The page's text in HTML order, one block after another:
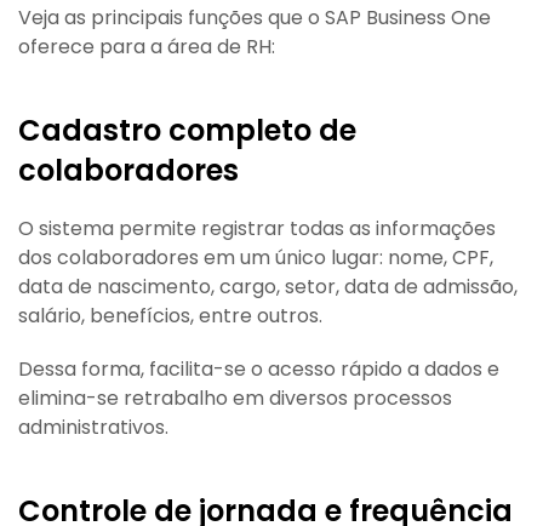
Veja as principais funções que o SAP Business One
oferece para a área de RH:
Cadastro completo de
colaboradores
O sistema permite registrar todas as informações
dos colaboradores em um único lugar: nome, CPF,
data de nascimento, cargo, setor, data de admissão,
salário, benefícios, entre outros.
Dessa forma, facilita-se o acesso rápido a dados e
elimina-se retrabalho em diversos processos
administrativos.
Controle de jornada e frequência